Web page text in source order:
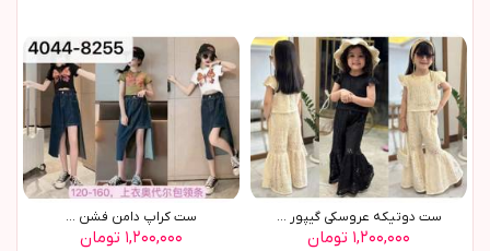
ست دوتیکه عروسکی گیپور ...
۱,۲۰۰,۰۰۰ تومان
ست کراپ دامن فشن ...
۱,۲۰۰,۰۰۰ تومان